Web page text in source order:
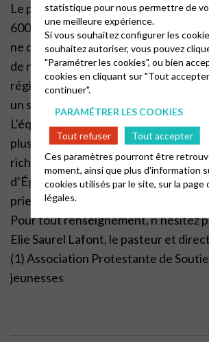
Le prix du camp est de 500€, avec
600€ pour les familles qui peuvent
ne doit pas être un frein à la venue
de nombreuses aides (paroisse,
région…). Cela serait vraiment
un si beau camp.
L’équipe d’animation est au travail
plus beau camp possible. Objectifs :
richesses de l’Espagne, chanter,
d’Église, rire, réfléchir à notre place
prier.
Pour tout renseignement, n’hésitez
Elie Saurel Lafont, le pasteur et
(1) Association Protestante de
jeunesses
statistique pour nous permettre de
une meilleure expérience.
Si vous souhaitez configurer les
souhaitez autoriser, vous pouvez
"Paramétrer les cookies", ou bien
cookies en cliquant sur "Tout
continuer".
PARAMÉTRER LES COOKIES
Tout refuser
Tout accepter
Ces paramètres pourront être
moment, ainsi que plus d'information
cookies utilisés par le site, sur la page
légales.